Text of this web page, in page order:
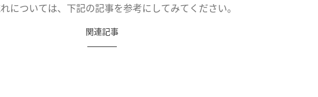
については、下記の記事を参考にしてみてください。
関連記事